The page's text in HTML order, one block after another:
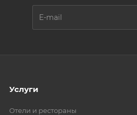
Услуги
Отели и рестораны